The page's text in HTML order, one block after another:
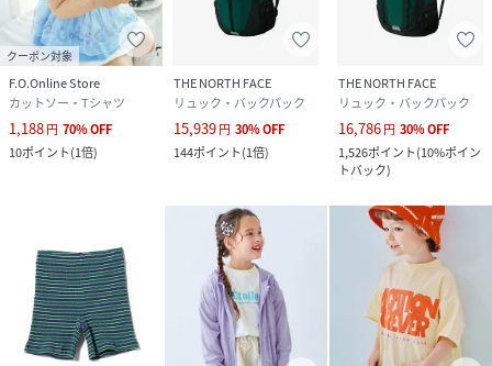
クーポン対象
F.O.Online Store
カットソー・Tシャツ
1,188円 70%OFF
10ポイント(1倍)
THE NORTH FACE
リュック・バックパック
15,939円 30%OFF
144ポイント(1倍)
THE NORTH FACE
リュック・バックパック
16,786円 30%OFF
1,526ポイント(10%ポイン
トバック)